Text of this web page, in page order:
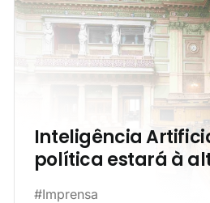
Inteligência
política estará à
#Imprensa